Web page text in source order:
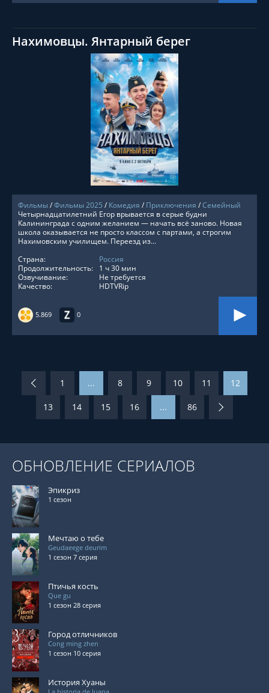
Нахимовцы. Янтарный берег
СМОТРЕТЬ ОНЛАЙН
Фильмы/Фильмы 2025 / Комедия / Приключения /Семейный
5.869 0
Четырнадцатилетний Егор врывается в серые будни
Калининграда с одним желанием — начать всё заново. Новая
школа оказывается не просто классом с партами, а строгим
Нахимовским училищем. Переезд из...
Страна:
Россия
Продолжительность:
1 ч 30 мин
Озвучивание:
Не требуется
Качество:
HDTVRip
1 ... 8 9 10 11 12
13 14 15 16 ... 86
ОБНОВЛЕНИЕ СЕРИАЛОВ
Эпикриз
1 сезон
Мечтаю о тебе
Geudaeege deurim
1 сезон 7 серия
Птичья кость
Que gu
1 сезон 28 серия
Город отличников
Cong ming zhen
1 сезон 10 серия
История Хуаны